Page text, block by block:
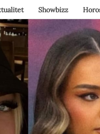
Showbizz